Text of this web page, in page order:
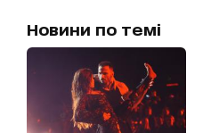
Новини по темі